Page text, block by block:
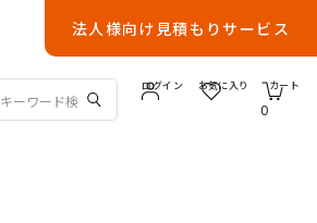
法人様向け見積もりサービス
ログイン お気に入り
0
カート